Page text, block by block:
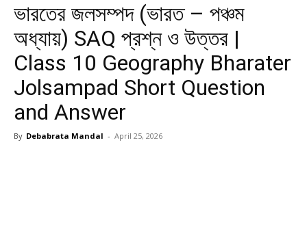
ভারতের জলসম্পদ (ভারত – পঞ্চম
অধ্যায়) SAQ প্রশ্ন ও উত্তর |
Class 10 Geography Bharater
Jolsampad Short Question
and Answer
By Debabrata Mandal - April 25, 2026